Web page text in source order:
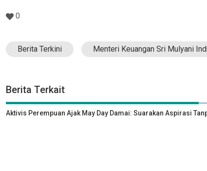
0
Berita Terkini Menteri Keuangan Sri Mulyani
Berita Terkait
Aktivis Perempuan Ajak May Day Damai: Suarakan Aspirasi